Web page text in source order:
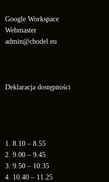
Google Workspace
Webmaster
admin@chodel.eu
Deklaracja dostępności
1. 8.10 – 8.55
2. 9.00 – 9.45
3. 9.50 – 10.35
4. 10.40 – 11.25